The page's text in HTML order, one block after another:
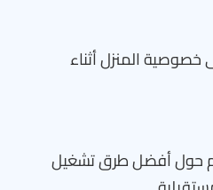
خصوصية المنزل أثناء
حول أفضل طرق تشغيل